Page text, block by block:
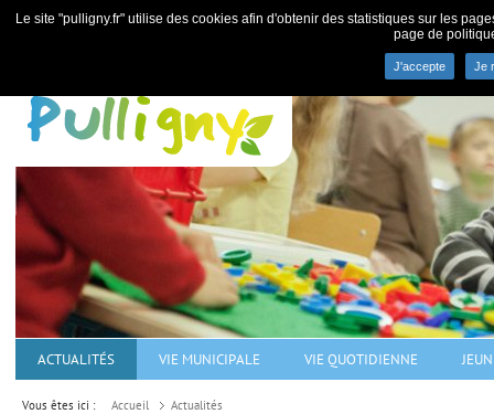
Le site "pulligny.fr" utilise des cookies afin d'obtenir des statistiques sur les
page de
J'accepte Je
Commune de Pulligny -
ACTUALITÉS VIE MUNICIPALE VIE QUOTIDIENNE
Vous êtes ici : Accueil Actualités